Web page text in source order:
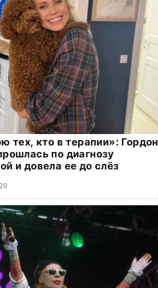
тех, кто в терапии»: Гордон
по диагнозу
и довела ее до слёз
29